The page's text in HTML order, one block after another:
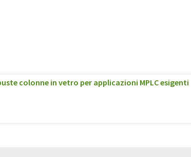
colonne in vetro per applicazioni MPLC esigenti